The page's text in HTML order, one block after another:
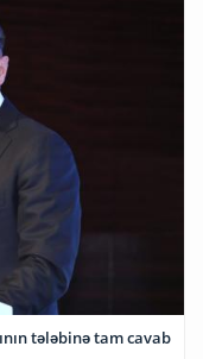
tələbinə tam cavab